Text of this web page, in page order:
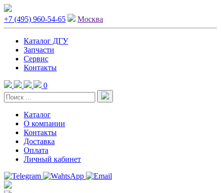
+7 (495) 960-54-65 Москва
Каталог ДГУ
Запчасти
Сервис
Контакты
0
Каталог
О компании
Контакты
Доставка
Оплата
Личный кабинет